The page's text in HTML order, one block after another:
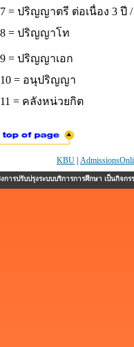
= ปริญญาตรี ต่อเนื่อง 3 ปี
= ปริญญาโท
= ปริญญาเอก
= อนุปริญญา
= คลังหน่วยกิต
KBU
การปรับปรุงระบบบริการการศึกษา เป็นกิ